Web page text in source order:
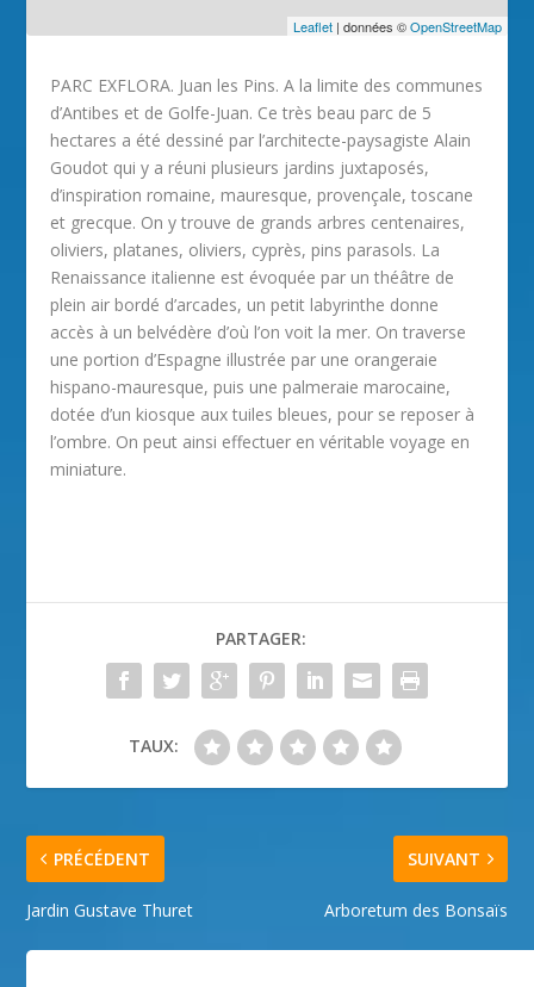
Leaflet| données ©OpenStreetMap
PARC EXFLORA. Juan les Pins. A la limite des communes
d’Antibes et de Golfe-Juan. Ce très beau parc de 5
hectares a été dessiné par l’architecte-paysagiste Alain
Goudot qui y a réuni plusieurs jardins juxtaposés,
d’inspiration romaine, mauresque, provençale, toscane
et grecque. On y trouve de grands arbres centenaires,
oliviers, platanes, oliviers, cyprès, pins parasols. La
Renaissance italienne est évoquée par un théâtre de
plein air bordé d’arcades, un petit labyrinthe donne
accès à un belvédère d’où l’on voit la mer. On traverse
une portion d’Espagne illustrée par une orangeraie
hispano-mauresque, puis une palmeraie marocaine,
dotée d’un kiosque aux tuiles bleues, pour se reposer à
l’ombre. On peut ainsi effectuer en véritable voyage en
miniature.
PARTAGER:
TAUX:
PRÉCÉDENT
Jardin Gustave Thuret
SUIVANT
Arboretum des Bonsaïs